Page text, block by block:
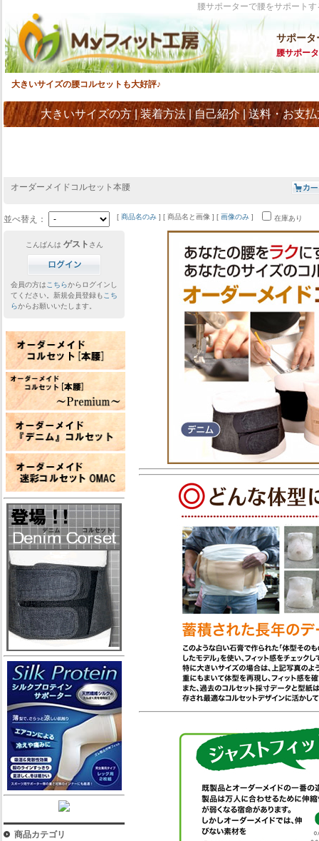
腰サポーターで腰をサポート
サポータ
腰サポー
大きいサイズの腰コルセットも大好評♪
大きいサイズの方|装着方法 |自己紹介|送料・お支
オーダーメイドコルセット本腰
並べ替え： [ 商品名のみ ] [ 商品名と画像 ] [ 画像のみ ] 在庫あり
こんばんは ゲスト さん
会員の方はこちらからログインし
てください。新規会員登録もこち
らからお願いいたします。
商品カテゴリ